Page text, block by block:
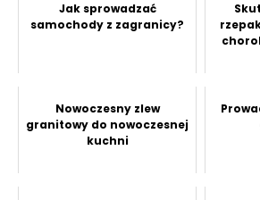
Jak sprowadzać
samochody z zagranicy?
Nowoczesny zlew
granitowy do nowoczesnej
kuchni